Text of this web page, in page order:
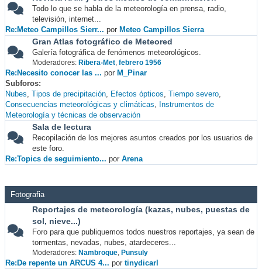
Todo lo que se habla de la meteorología en prensa, radio,
televisión, internet...
Re:Meteo Campillos Sierr... por Meteo Campillos Sierra
Gran Atlas fotográfico de Meteored
Galería fotográfica de fenómenos meteorológicos.
Moderadores: Ribera-Met, febrero 1956
Re:Necesito conocer las ... por M_Pinar
Subforos
Nubes Tipos de precipitación Efectos ópticos Tiempo severo
Consecuencias meteorológicas y climáticas
Instrumentos de
Meteorología y técnicas de observación
Sala de lectura
Recopilación de los mejores asuntos creados por los usuarios de
este foro.
Re:Topics de seguimiento... por Arena
Fotografia
Reportajes de meteorología (kazas, nubes, puestas de
sol, nieve...)
Foro para que publiquemos todos nuestros reportajes, ya sean de
tormentas, nevadas, nubes, atardeceres...
Moderadores: Nambroque, Punsuly
Re:De repente un ARCUS 4... por tinydicarl